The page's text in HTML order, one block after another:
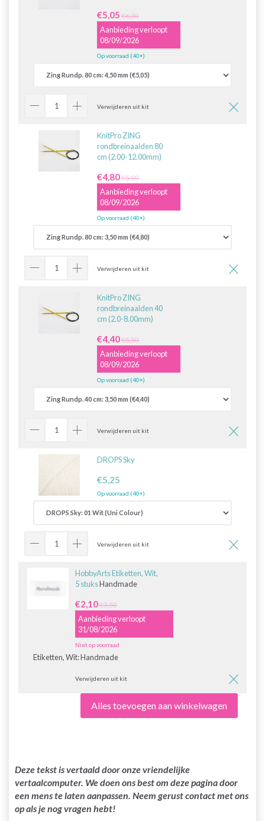
€5,05 €6,30
Aanbieding verloopt
08/09/2026
Op voorraad (40+)
Verwijderen uit kit
KnitPro ZING
rondbreinaalden 80
cm (2.00-12.00mm)
€4,80€5,99
Aanbieding verloopt
08/09/2026
Op voorraad (40+)
Verwijderen uit kit
KnitPro ZING
rondbreinaalden 40
cm (2.0-8.00mm)
€4,40€5,50
Aanbieding verloopt
08/09/2026
Op voorraad (40+)
Verwijderen uit kit
DROPS Sky
€5,25
Op voorraad (40+)
Verwijderen uit kit
HobbyArts Etiketten, Wit,
5 stuksHandmade
Etiketten, Wit:Handmade
€2,10€3,50
Aanbieding verloopt
31/08/2026
Niet op voorraad
Verwijderen uit kit
Alles toevoegen aan winkelwagen
Deze tekst is vertaald door onze vriendelijke
vertaalcomputer. We doen ons best om deze pagina door
een mens te laten aanpassen. Neem gerust contact met ons
op als je nog vragen hebt!